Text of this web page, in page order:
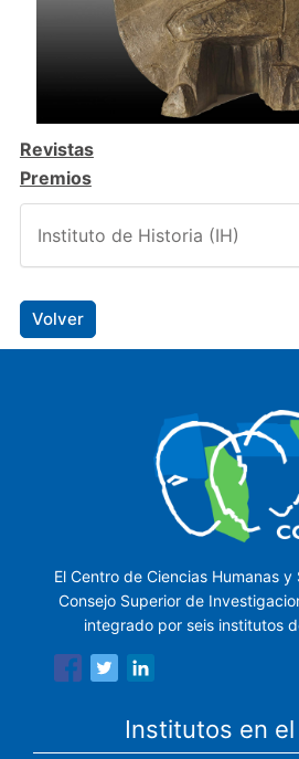
Revistas
Premios
Instituto de Historia (IH)
Volver
El Centro de Ciencias Humanas y
Consejo Superior de
integrado por seis institutos
Institutos en el